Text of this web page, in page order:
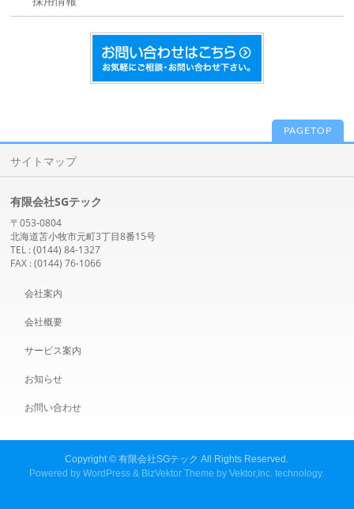
PAGETOP
サイトマップ
有限会社SGテック
〒053-0804
北海道苫小牧市元町3丁目8番15号
TEL : (0144) 84-1327
FAX : (0144) 76-1066
会社案内
会社概要
サービス案内
お知らせ
お問い合わせ
Copyright ©有限会社SGテック All Rights Reserved.
Powered byWordPress & BizVektor Theme byVektor,Inc. technology.